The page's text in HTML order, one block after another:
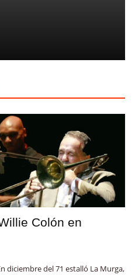
Colón en
diciembre del 71 estalló La Murga,